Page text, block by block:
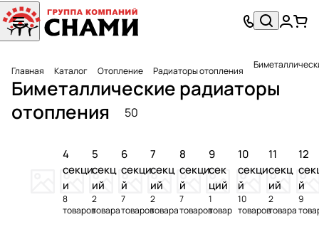
Главная Каталог Отопление Радиаторы отопления
Биметаллические радиаторы
отопления
50
4
секци
и
8
товаров
5
секц
ий
2
товара
6
секци
й
7
товаров
7
секц
ий
2
товара
8
секци
й
7
товаров
9
сек
ций
1
товар
10
секци
й
10
товаров
11
секц
ий
2
товара
12
й
9